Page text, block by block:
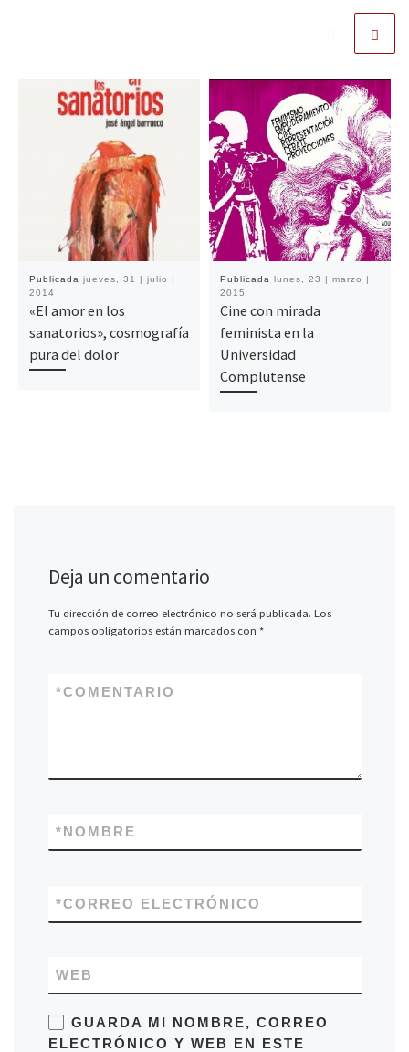
Publicada jueves, 31 | julio |
2014
«El amor en los
sanatorios», cosmografía
pura del dolor
Publicada lunes, 23 | marzo |
2015
Cine con mirada
feminista en la
Universidad
Complutense
Deja un comentario
Tu dirección de correo electrónico no será publicada. Los
campos obligatorios están marcados con *
COMENTARIO
*
NOMBRE
*
CORREO ELECTRÓNICO
*
WEB
GUARDA MI NOMBRE, CORREO
ELECTRÓNICO Y WEB EN ESTE